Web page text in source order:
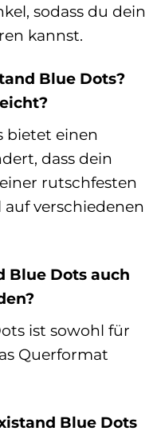
sodass du dein
kannst.
Blue Dots?
bietet einen
dass dein
rutschfesten
verschiedenen
Blue Dots auch
ist sowohl für
Querformat
Blue Dots